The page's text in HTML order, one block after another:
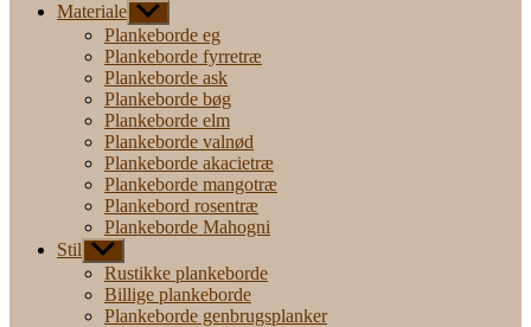
Materiale Vis
undermenu
Plankeborde eg
Plankeborde fyrretræ
Plankeborde ask
Plankeborde bøg
Plankeborde elm
Plankeborde valnød
Plankeborde akacietræ
Plankeborde mangotræ
Plankebord rosentræ
Plankeborde Mahogni
Stil Vis
undermenu
Rustikke plankeborde
Billige plankeborde
Plankeborde genbrugsplanker